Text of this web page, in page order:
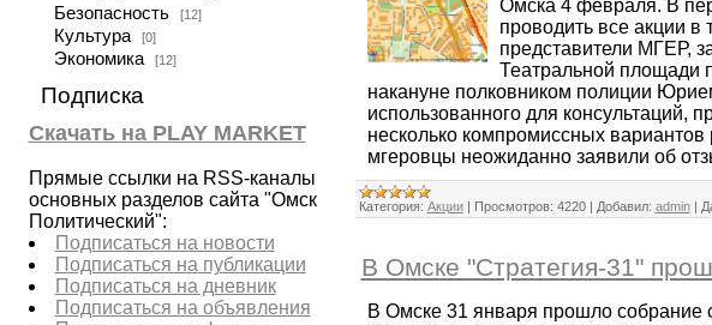
Безопасность [12]
Культура [0]
Экономика [12]
Подписка
Скачать на PLAY MARKET
Прямые ссылки на RSS-каналы
основных разделов сайта "Омск
Политический":
Подписаться на новости
Подписаться на публикации
Подписаться на дневник
Подписаться на объявления
Омска 4 февраля. В
проводить все акции
представители МГЕР,
Театральной площади
накануне полковником полиции
использованного для консультаций,
несколько компромиссных
мгеровцы неожиданно заявили об
Категория: Акции | Просмотров: 4220 | Добавил: admin |
В Омске "Стратегия-31"
В Омске 31 января прошло собрание